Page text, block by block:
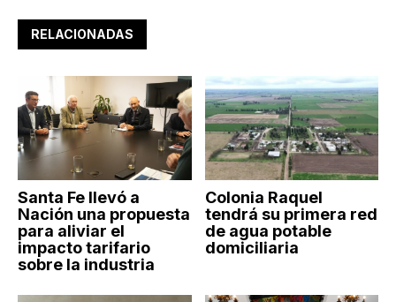
RELACIONADAS
Santa Fe llevó a
Nación una propuesta
para aliviar el
impacto tarifario
sobre la industria
Colonia Raquel
tendrá su primera red
de agua potable
domiciliaria